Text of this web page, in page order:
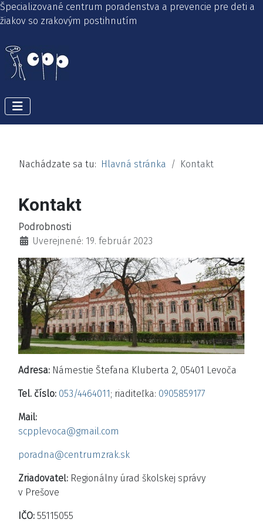
Špecializované centrum poradenstva a prevencie pre deti a
žiakov so zrakovým postihnutím
Nachádzate sa tu: Hlavná stránka Kontakt
Kontakt
Podrobnosti
Uverejnené: 19. február 2023
Adresa: Námestie Štefana Kluberta 2, 05401 Levoča
Tel. číslo: 053/4464011 ; riaditeľka: 0905859177
Mail:
scpplevoca@gmail.com
poradna@centrumzrak.sk
Zriaďovateľ: Regionálny úrad školskej správy
v Prešove
IČO: 55115055